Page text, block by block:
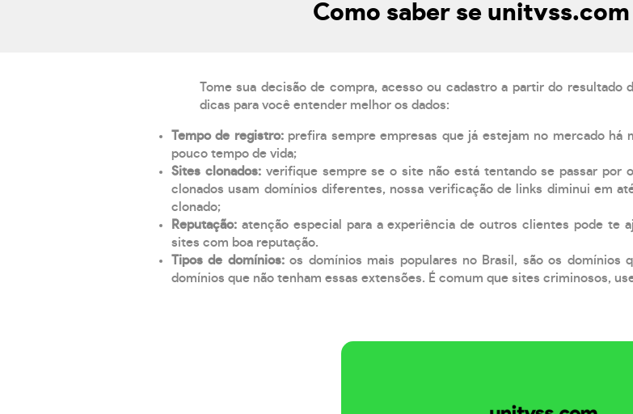
Como saber se
Tome sua decisão de compra, acesso ou cadastro a partir do resultado
dicas para você entender melhor os dados:
Tempo de registro: prefira sempre empresas que já estejam no mercado
pouco tempo de vida;
Sites clonados: verifique sempre se o site não está tentando se passar por
clonados usam domínios diferentes, nossa verificação de links diminui em
clonado;
Reputação: atenção especial para a experiência de outros clientes pode te
sites com boa reputação.
Tipos de domínios:os domínios mais populares no Brasil, são os domínios
domínios que não tenham essas extensões. É comum que sites criminosos,